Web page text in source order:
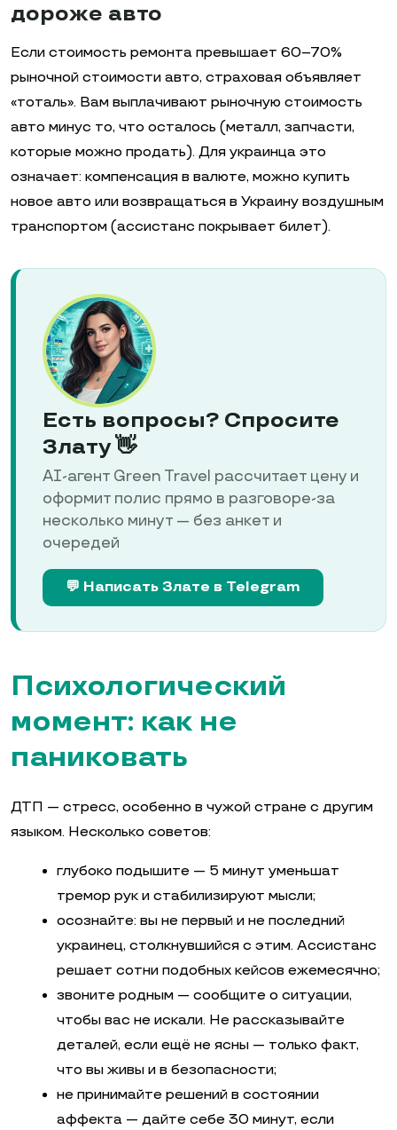
дороже авто
Если стоимость ремонта превышает 60–70%
рыночной стоимости авто, страховая объявляет
«тоталь». Вам выплачивают рыночную стоимость
авто минус то, что осталось (металл, запчасти,
которые можно продать). Для украинца это
означает: компенсация в валюте, можно купить
новое авто или возвращаться в Украину воздушным
транспортом (ассистанс покрывает билет).
Есть вопросы? Спросите
Злату 👋
AI-агент Green Travel рассчитает цену и
оформит полис прямо в разговоре-за
несколько минут — без анкет и
очередей
💬 Написать Злате в Telegram
Психологический
момент: как не
паниковать
ДТП — стресс, особенно в чужой стране с другим
языком. Несколько советов:
глубоко подышите — 5 минут уменьшат
тремор рук и стабилизируют мысли;
осознайте: вы не первый и не последний
украинец, столкнувшийся с этим. Ассистанс
решает сотни подобных кейсов ежемесячно;
звоните родным — сообщите о ситуации,
чтобы вас не искали. Не рассказывайте
деталей, если ещё не ясны — только факт,
что вы живы и в безопасности;
не принимайте решений в состоянии
аффекта — дайте себе 30 минут, если